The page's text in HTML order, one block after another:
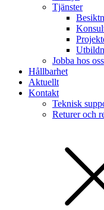
Tjänster
Jobba hos oss
Hållbarhet
Aktuellt
Kontakt
Teknisk
Returer och